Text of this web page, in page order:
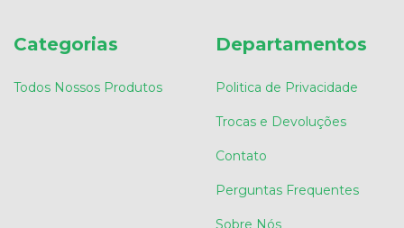
Categorias
Todos Nossos Produtos
Departamentos
Politica de Privacidade
Trocas e Devoluções
Contato
Perguntas Frequentes
Sobre Nós